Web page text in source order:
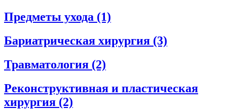
Предметы ухода (1)
Бариатрическая хирургия (3)
Травматология (2)
Реконструктивная и пластическая
хирургия (2)